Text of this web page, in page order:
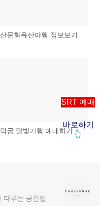
SRT 예매
바로하기
👆
문화유산야행 정보보기
궁 달빛기행 예매하기
다루는 공간입